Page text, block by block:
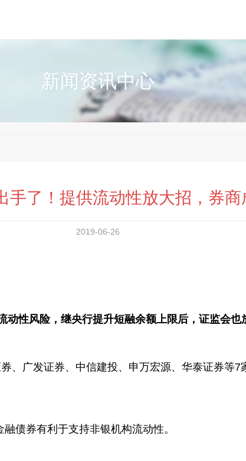
新闻资讯中心
手了！提供流动性放大招，券商
2019-06-26
动性风险，继央行提升短融余额上限后，证监会也
、广发证券、中信建投、申万宏源、华泰证券等
债券有利于支持非银机构流动性。